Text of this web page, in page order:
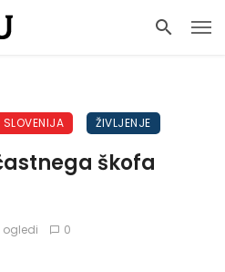
SLOVENIJA ŽIVLJENJE
škofa
ogledi 0